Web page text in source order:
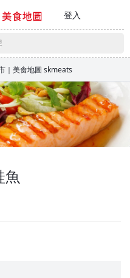
登入
｜美食地圖 skmeats
魚